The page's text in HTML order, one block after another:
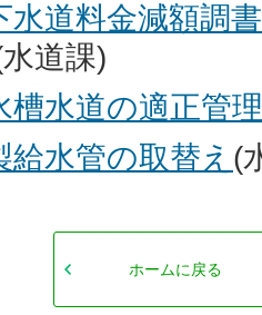
水道料金減額調
道課)
槽水道の適正管
給水管の取替え (
ホームに戻る